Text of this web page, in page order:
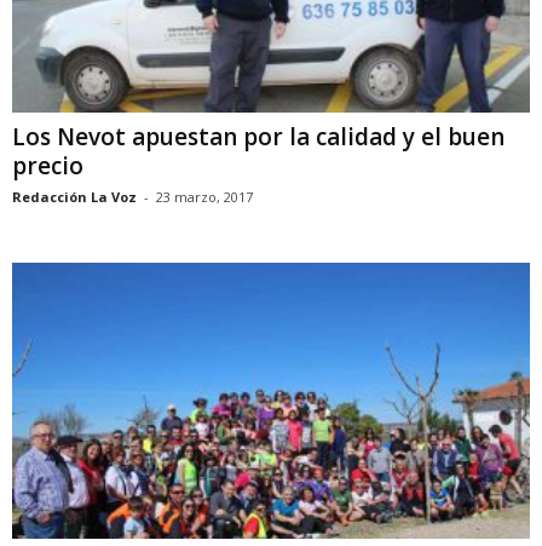
Los Nevot apuestan por la calidad y el buen
precio
Redacción La Voz - 23 marzo, 2017